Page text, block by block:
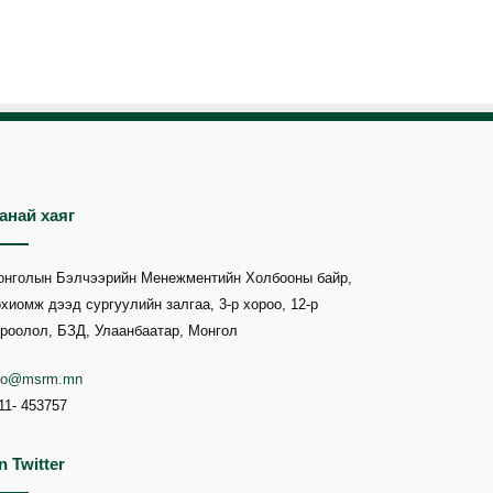
хаяг
Бэлчээрийн Менежментийн Холбооны байр,
дээд сургуулийн залгаа, 3-р хороо, 12-р
БЗД, Улаанбаатар, Монгол
453757
Twitter